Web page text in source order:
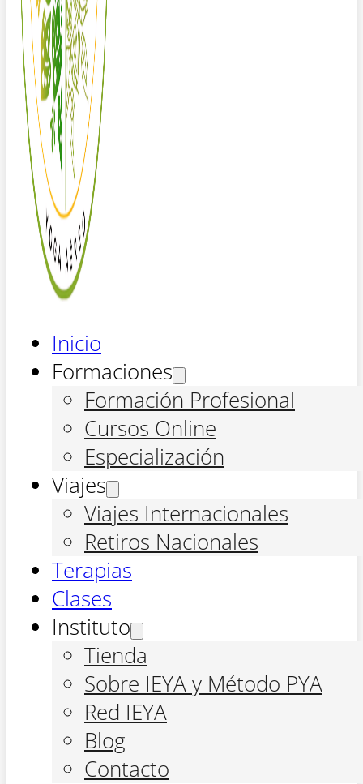
Inicio
Formaciones
Formación Profesional
Cursos Online
Especialización
Viajes
Viajes Internacionales
Retiros Nacionales
Terapias
Clases
Instituto
Tienda
Sobre IEYA y Método PYA
Red IEYA
Blog
Contacto